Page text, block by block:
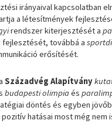
irányaival kapcsolatban
a létesítmények
rendszer kiterjesztését a
fejlesztését, továbbá a
erősítését.
Századvég Alapítvány
budapesti olimpiaés
döntés és egyben
hatásai most még nem